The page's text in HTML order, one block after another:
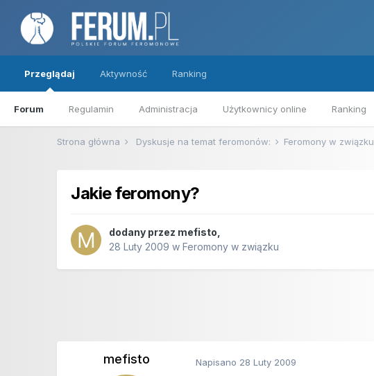
Przeglądaj
Forum Regulamin Administracja Użytkownicy online Ranking
Aktywność Ranking
Strona główna Dyskusje na temat feromonów: Feromony w związku
Jakie feromony?
dodany przez mefisto
28 Luty 2009 wFeromony w związku
mefisto Napisano 28 Luty 2009